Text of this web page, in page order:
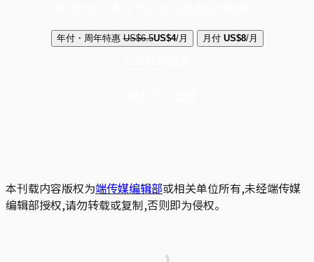
年付・周年特惠 US$6.5US$4/月 月付 US$8/月
本刊载内容版权为端传媒编辑部或相关单位所有,未经端传媒
编辑部授权,请勿转载或复制,否则即为侵权。